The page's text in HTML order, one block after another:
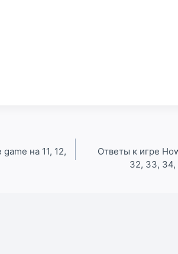
на 11, 12,
Ответы к игре
32, 33, 34,